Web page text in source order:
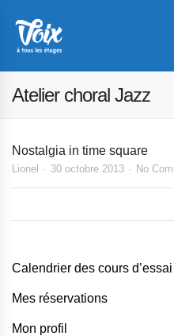
Atelier choral Jazz
Nostalgia in time square
Lionel 30 octobre 2013 No
Calendrier des cours
Mes réservations
Mon profil